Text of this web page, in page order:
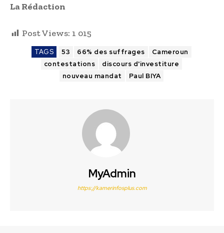
La Rédaction
Post Views: 1 015
TAGS 53 66% des suffrages
Cameroun
contestations
discours d'investiture
nouveau mandat
Paul BIYA
MyAdmin
https://kamerinfosplus.com